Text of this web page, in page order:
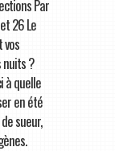
Par
26 Le
?
à quelle
en été
sueur,